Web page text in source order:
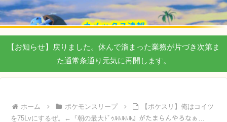
【お知らせ】戻りました。休んで溜まった業務が片づき次第ま
た通常条通り元気に再開します。
ホーム ポケモンスリープ
【ポケスリ】俺はコイツ
を75Lvにするぜ。←『朝の最大ﾄﾞｩﾙﾙﾙﾙﾙ』がたまらんやろなぁ…